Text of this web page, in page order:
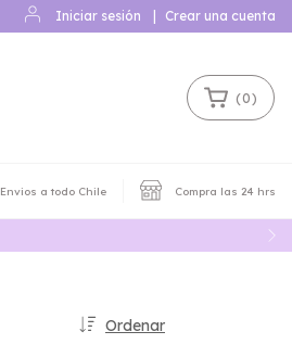
Iniciar sesión Crear una cuenta
(0)
Envios a todo Chile Compra las 24 hrs
Ordenar